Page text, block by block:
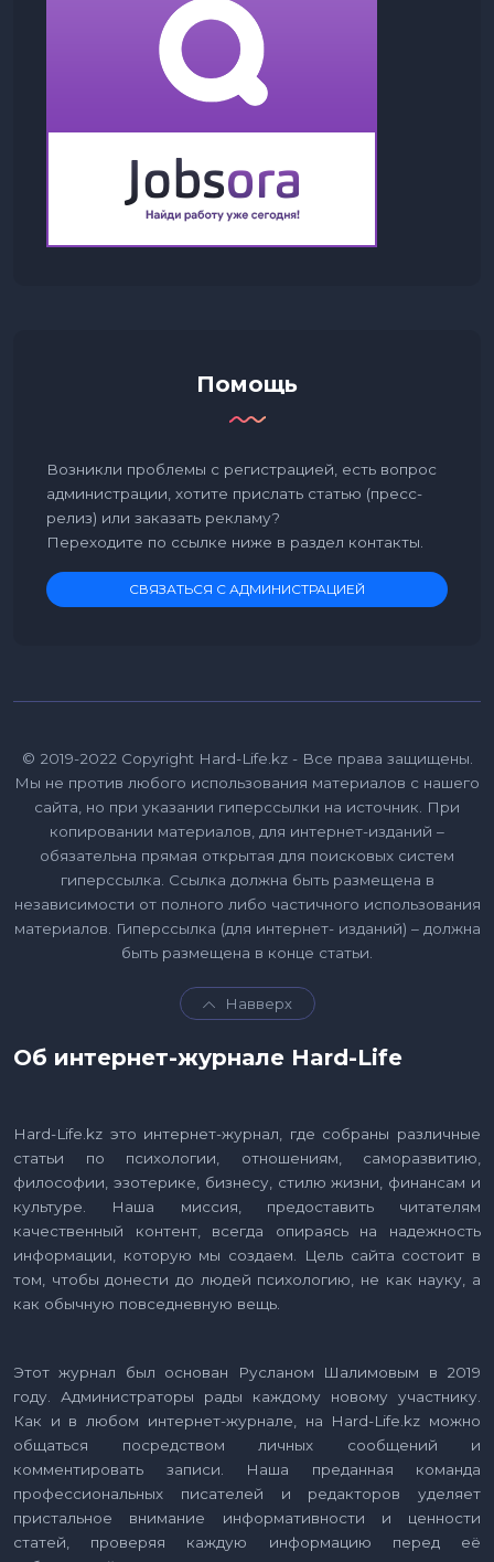
Помощь
Возникли проблемы с регистрацией, есть вопрос
администрации, хотите прислать статью (пресс-
релиз) или заказать рекламу?
Переходите по ссылке ниже в раздел контакты.
СВЯЗАТЬСЯ С АДМИНИСТРАЦИЕЙ
© 2019-2022 Copyright Hard-Life.kz - Все права защищены.
Мы не против любого использования материалов с нашего
сайта, но при указании гиперссылки на источник. При
копировании материалов, для интернет-изданий –
обязательна прямая открытая для поисковых систем
гиперссылка. Ссылка должна быть размещена в
независимости от полного либо частичного использования
материалов. Гиперссылка (для интернет- изданий) – должна
быть размещена в конце статьи.
Навверх
Об интернет-журнале Hard-Life
Hard-Life.kz это интернет-журнал, где собраны различные
статьи по психологии, отношениям, саморазвитию,
философии, эзотерике, бизнесу, стилю жизни, финансам и
культуре. Наша миссия, предоставить читателям
качественный контент, всегда опираясь на надежность
информации, которую мы создаем. Цель сайта состоит в
том, чтобы донести до людей психологию, не как науку, а
как обычную повседневную вещь.
Этот журнал был основан Русланом Шалимовым в 2019
году. Администраторы рады каждому новому участнику.
Как и в любом интернет-журнале, на Hard-Life.kz можно
общаться посредством личных сообщений и
комментировать записи. Наша преданная команда
профессиональных писателей и редакторов уделяет
пристальное внимание информативности и ценности
статей, проверяя каждую информацию перед её